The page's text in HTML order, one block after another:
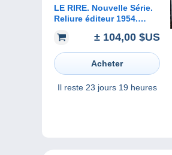
LE RIRE. Nouvelle Série.
Reliure éditeur 1954.
PICHARD, DUBOUT,
PEYNET, BRENOT, BEN,
ALDEBERT....
± 104,00 $US
Acheter
Il reste 23 jours 19 heures